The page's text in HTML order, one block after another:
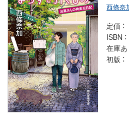
西條奈
定価
ISBN
在庫あ
初版